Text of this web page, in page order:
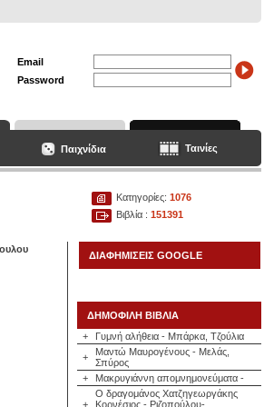
Email
Password
Παιχνίδια Ταινίες
Κατηγορίες: 1076
Βιβλία : 151391
ΔΙΑΦΗΜΙΣΕΙΣ GOOGLE
ΔΗΜΟΦΙΛΗ ΒΙΒΛΙΑ
+
Γυμνή αλήθεια - Μπάρκα, Τζούλια
+
Μαντώ Μαυρογένους - Μελάς,
Σπύρος
+
Μακρυγιάννη απομνημονεύματα -
+
Ο δραγομάνος Χατζηγεωργάκης
Κορνέσιος - Ριζοπούλου-